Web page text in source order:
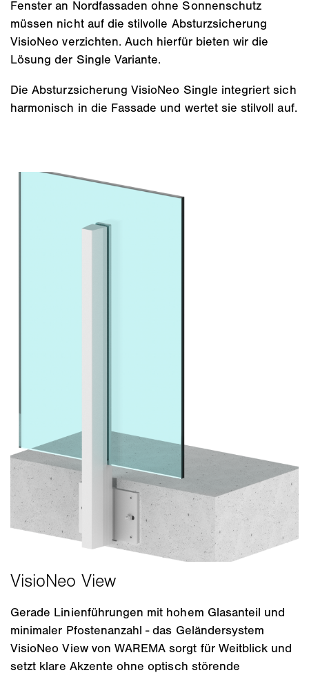
Fenster an Nordfassaden ohne Sonnenschutz
müssen nicht auf die stilvolle Absturzsicherung
VisioNeo verzichten. Auch hierfür bieten wir die
Lösung der Single Variante.
Die Absturzsicherung VisioNeo Single integriert sich
harmonisch in die Fassade und wertet sie stilvoll auf.
Gerade Linienführungen mit hohem Glasanteil und
minimaler Pfostenanzahl - das Geländersystem
VisioNeo View von WAREMA sorgt für Weitblick und
setzt klare Akzente ohne optisch störende